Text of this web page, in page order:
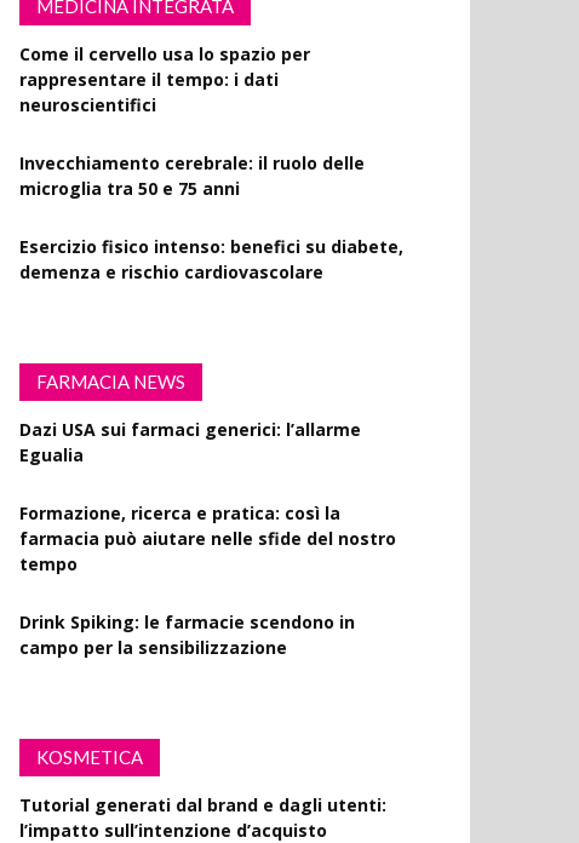
MEDICINA INTEGRATA
Come il cervello usa lo spazio per
rappresentare il tempo: i dati
neuroscientifici
Invecchiamento cerebrale: il ruolo delle
microglia tra 50 e 75 anni
Esercizio fisico intenso: benefici su diabete,
demenza e rischio cardiovascolare
FARMACIA NEWS
Dazi USA sui farmaci generici: l’allarme
Egualia
Formazione, ricerca e pratica: così la
farmacia può aiutare nelle sfide del nostro
tempo
Drink Spiking: le farmacie scendono in
campo per la sensibilizzazione
KOSMETICA
Tutorial generati dal brand e dagli utenti:
l’impatto sull’intenzione d’acquisto